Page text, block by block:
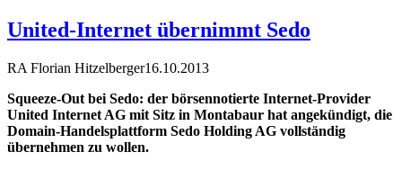
United-Internet übernimmt Sedo
RA Florian Hitzelberger16.10.2013
Squeeze-Out bei Sedo: der börsennotierte Internet-Provider
United Internet AG mit Sitz in Montabaur hat angekündigt, die
Domain-Handelsplattform Sedo Holding AG vollständig
übernehmen zu wollen.